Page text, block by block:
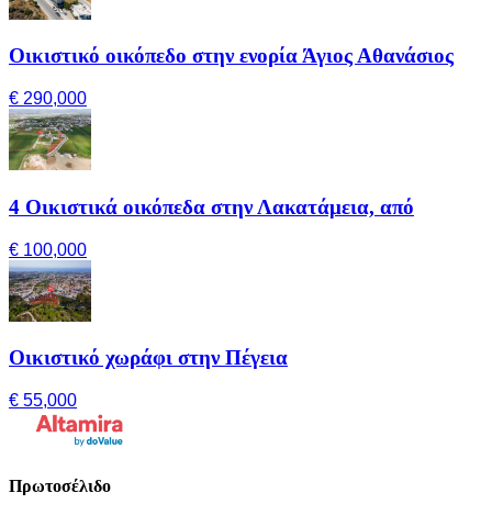
Οικιστικό οικόπεδο στην ενορία Άγιος Αθανάσιος
€ 290,000
4 Οικιστικά οικόπεδα στην Λακατάμεια, από
€ 100,000
Οικιστικό χωράφι στην Πέγεια
€ 55,000
Πρωτοσέλιδο